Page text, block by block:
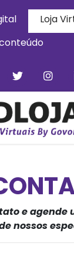
Loja
e agende
nossos